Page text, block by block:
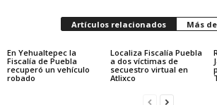
Artículos relacionados Más
En Yehualtepec la
Fiscalía de Puebla
recuperó un vehículo
robado
Localiza Fiscalía Puebla
a dos víctimas de
secuestro virtual en
Atlixco